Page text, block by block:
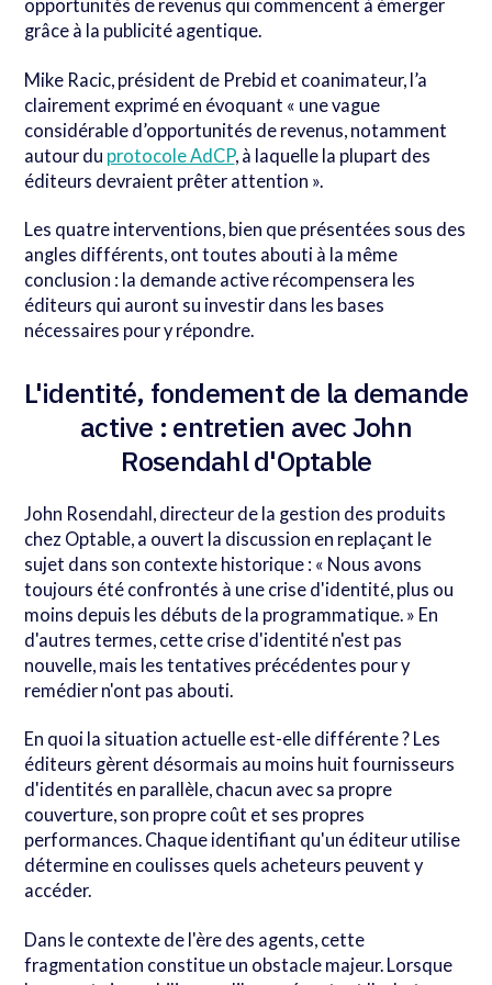
opportunités de revenus qui commencent à émerger
grâce à la publicité agentique.
Mike Racic, président de Prebid et coanimateur, l’a
clairement exprimé en évoquant « une vague
considérable d’opportunités de revenus, notamment
autour du protocole AdCP, à laquelle la plupart des
éditeurs devraient prêter attention ».
Les quatre interventions, bien que présentées sous des
angles différents, ont toutes abouti à la même
conclusion : la demande active récompensera les
éditeurs qui auront su investir dans les bases
nécessaires pour y répondre.
L'identité, fondement de la demande
active : entretien avec John
Rosendahl d'Optable
John Rosendahl, directeur de la gestion des produits
chez Optable, a ouvert la discussion en replaçant le
sujet dans son contexte historique : « Nous avons
toujours été confrontés à une crise d'identité, plus ou
moins depuis les débuts de la programmatique. » En
d'autres termes, cette crise d'identité n'est pas
nouvelle, mais les tentatives précédentes pour y
remédier n'ont pas abouti.
En quoi la situation actuelle est-elle différente ? Les
éditeurs gèrent désormais au moins huit fournisseurs
d'identités en parallèle, chacun avec sa propre
couverture, son propre coût et ses propres
performances. Chaque identifiant qu'un éditeur utilise
détermine en coulisses quels acheteurs peuvent y
accéder.
Dans le contexte de l'ère des agents, cette
fragmentation constitue un obstacle majeur. Lorsque